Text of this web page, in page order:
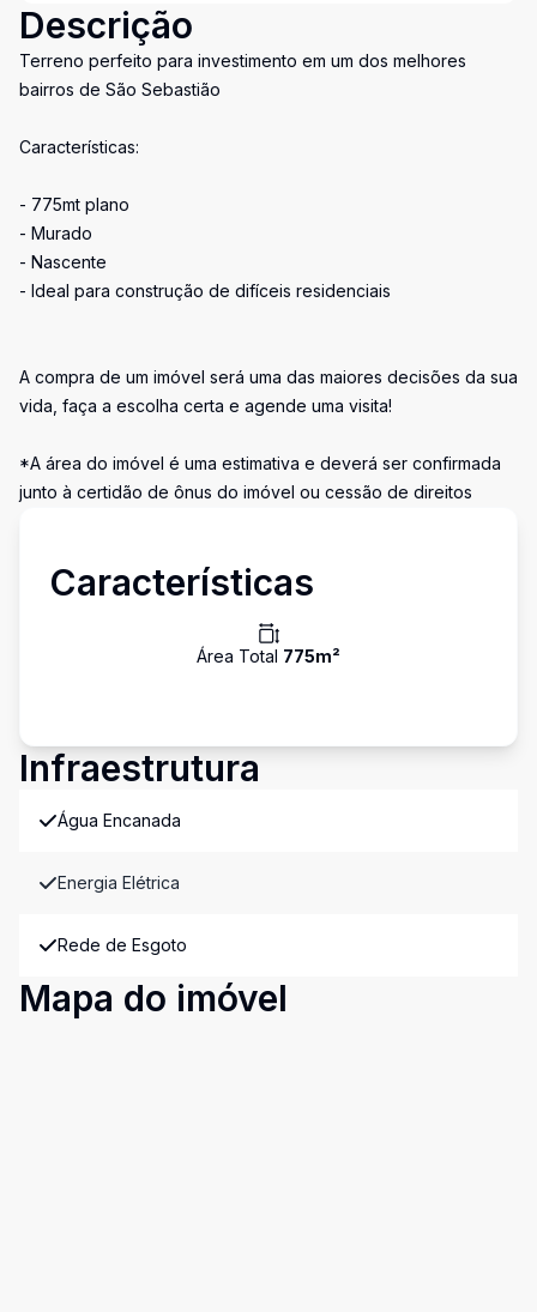
Descrição
Terreno perfeito para investimento em um dos melhores
bairros de São Sebastião
Características:
- 775mt plano
- Murado
- Nascente
- Ideal para construção de difíceis residenciais
A compra de um imóvel será uma das maiores decisões da sua
vida, faça a escolha certa e agende uma visita!
*A área do imóvel é uma estimativa e deverá ser confirmada
junto à certidão de ônus do imóvel ou cessão de direitos
Características
Área Total 775m²
Infraestrutura
Água Encanada
Energia Elétrica
Rede de Esgoto
Mapa do imóvel